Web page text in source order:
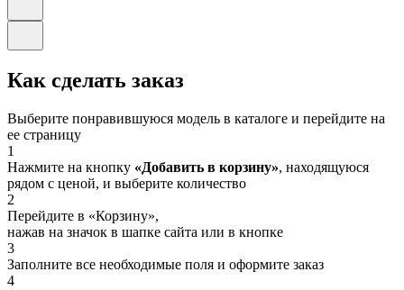
Как сделать заказ
Выберите понравившуюся модель в каталоге и перейдите на
ее страницу
1
Нажмите на кнопку «Добавить в корзину», находящуюся
рядом с ценой, и выберите количество
2
Перейдите в «Корзину»,
нажав на значок в шапке сайта или в кнопке
3
Заполните все необходимые поля и оформите заказ
4